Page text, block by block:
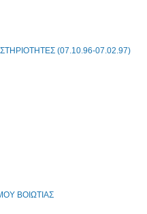
(07.10.96-07.02.97)
ΒΟΙΩΤΙΑΣ